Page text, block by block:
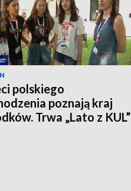
polskiego
poznają kraj
Trwa „Lato z KUL”